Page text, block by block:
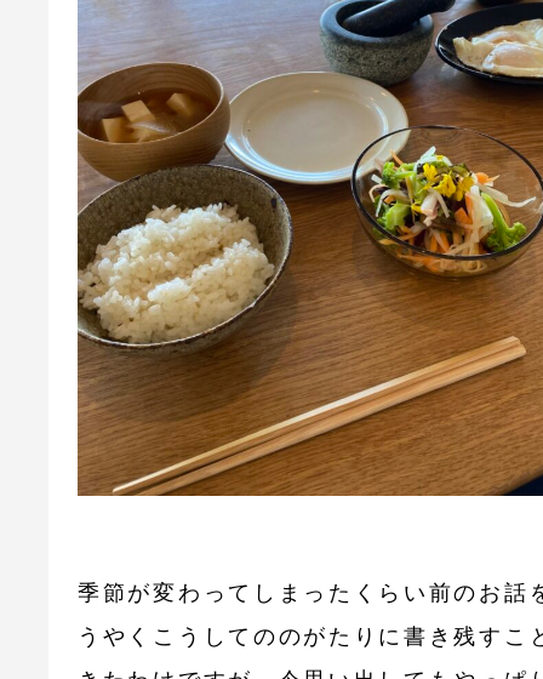
季節が変わってしまったくらい前のお話
うやくこうしてののがたりに書き残すこ